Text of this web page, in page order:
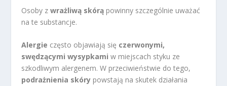
Osoby zwrażliwą skórą powinny szczególnie uważać
na te substancje.
Alergie często objawiają się czerwonymi,
swędzącymi wysypkami w miejscach styku ze
szkodliwym alergenem. W przeciwieństwie do tego,
podrażnienia skóry powstają na skutek działania